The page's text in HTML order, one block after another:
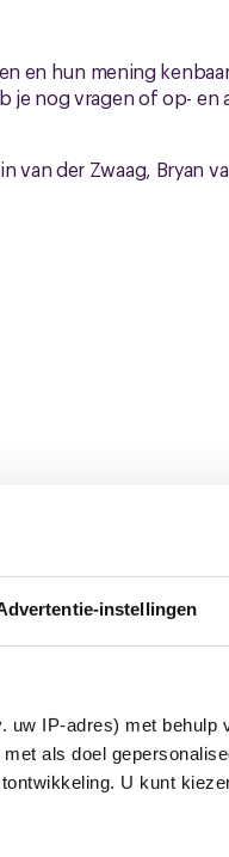
instellingen
uw IP-adres) met behulp
als doel
U kunt
en hun mening
je nog vragen of op- en
van der Zwaag, Bryan